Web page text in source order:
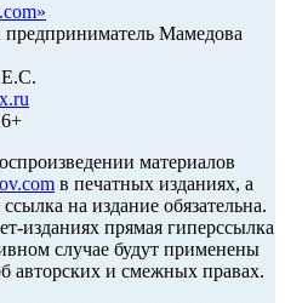
»
Мамедова
Е.С.
материалов
в печатных изданиях, а
на издание обязательна.
изданиях прямая гиперссылка
случае будут применены
авторских и смежных правах.